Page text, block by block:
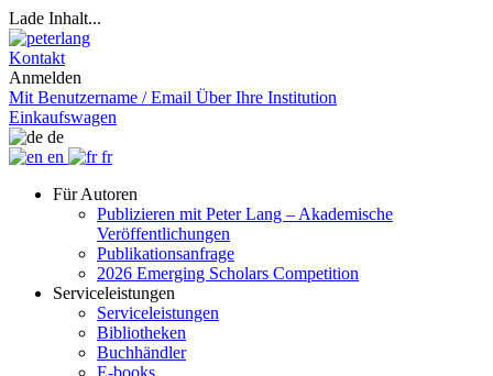
Lade Inhalt...
Kontakt
Anmelden
Mit Benutzername / Email Über Ihre Institution
Einkaufswagen
de
en
fr
Für Autoren
Publizieren mit Peter Lang – Akademische
Veröffentlichungen
Publikationsanfrage
2026 Emerging Scholars Competition
Serviceleistungen
Serviceleistungen
Bibliotheken
Buchhändler
E-books